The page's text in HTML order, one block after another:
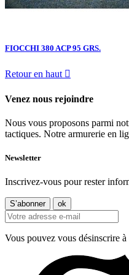
FIOCCHI 380 ACP 95 GRS.
Retour en haut 
Venez nous rejoindre
Nous vous proposons parmi
tactiques. Notre armurerie en
Newsletter
Inscrivez-vous pour rester
Vous pouvez vous désinscrire